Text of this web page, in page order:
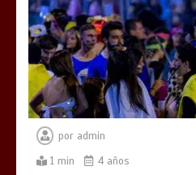
por admin
1 min
4 años